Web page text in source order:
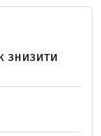
знизити